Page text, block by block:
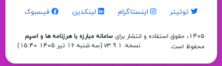
توئیتر
اینستاگرام لینکدین فیسبوک
1405، حقوق استفاده و انتشار برای
سامانه مبارزه با هرزنامه ها و اسپم
محفوظ است.
نسخه: v3.9.1 ( سه شنبه 16 تیر 1405 15:40 )